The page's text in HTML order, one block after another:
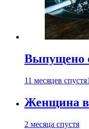
Выпущено
11 месяцев спустя
Женщина
2 месяца спустя